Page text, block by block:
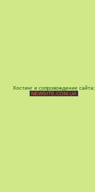
Хостинг и сопровождение сайта:
NEWSITE.COM.UA